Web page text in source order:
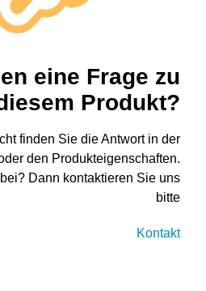
eine Frage zu
Produkt?
finden Sie die Antwort in der
den Produkteigenschaften.
Dann kontaktieren Sie uns
bitte
Kontakt